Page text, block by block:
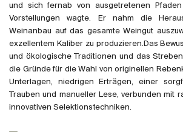
Portugal
Großbritannien
Subskriptionsweine
2025
und sich fernab von ausgetretenen
Vorstellungen wagte. Er nahm die
Weinanbau auf das gesamte Weingut
exzellentem Kaliber zu produzieren.Das
und ökologische Traditionen und das
die Gründe für die Wahl von originellen
Unterlagen, niedrigen Erträgen, einer
Trauben und manueller Lese, verbunden mit
innovativen Selektionstechniken.